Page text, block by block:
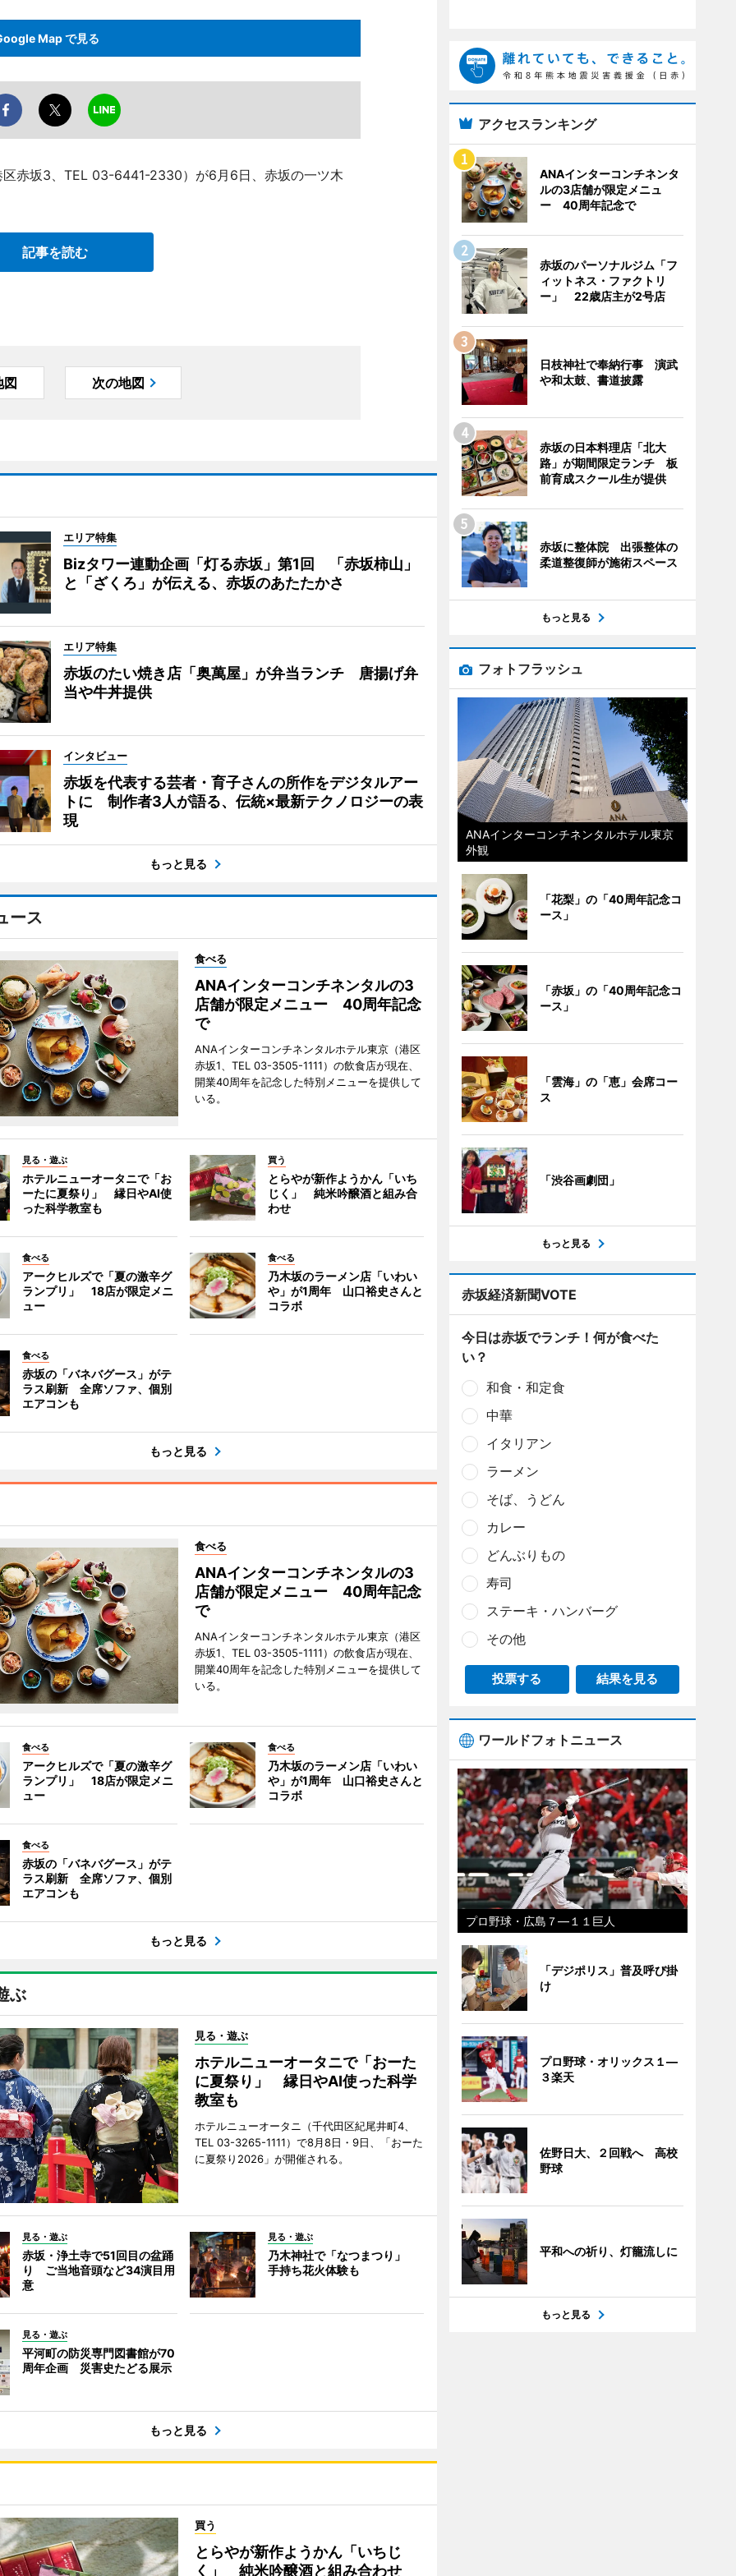
Map で見る
赤坂3、TEL 03-6441-2330）が6月6日、赤坂の一ツ木
記事を読む
図 次の地図
エリア特集
Bizタワー連動企画「灯る赤坂」第1回 「赤坂柿山」
と「ざくろ」が伝える、赤坂のあたたかさ
エリア特集
赤坂のたい焼き店「奥萬屋」が弁当ランチ 唐揚げ弁
当や牛丼提供
インタビュー
赤坂を代表する芸者・育子さんの所作をデジタルアー
トに 制作者3人が語る、伝統×最新テクノロジーの表
現
もっと見る
ース
食べる
ANAインターコンチネンタルの3
店舗が限定メニュー 40周年記念
で
ANAインターコンチネンタルホテル東京（港区
赤坂1、TEL 03-3505-1111）の飲食店が現在、
開業40周年を記念した特別メニューを提供して
いる。
見る・遊ぶ
ホテルニューオータニで「お
ーたに夏祭り」 縁日やAI使
った科学教室も
買う
とらやが新作ようかん「いち
じく」 純米吟醸酒と組み合
わせ
食べる
アークヒルズで「夏の激辛グ
ランプリ」 18店が限定メニ
ュー
食べる
乃木坂のラーメン店「いわい
や」が1周年 山口裕史さんと
コラボ
食べる
赤坂の「バネバグース」がテ
ラス刷新 全席ソファ、個別
エアコンも
もっと見る
食べる
ANAインターコンチネンタルの3
店舗が限定メニュー 40周年記念
で
ANAインターコンチネンタルホテル東京（港区
赤坂1、TEL 03-3505-1111）の飲食店が現在、
開業40周年を記念した特別メニューを提供して
いる。
食べる
アークヒルズで「夏の激辛グ
ランプリ」 18店が限定メニ
ュー
食べる
乃木坂のラーメン店「いわい
や」が1周年 山口裕史さんと
コラボ
食べる
赤坂の「バネバグース」がテ
ラス刷新 全席ソファ、個別
エアコンも
もっと見る
ぶ
見る・遊ぶ
ホテルニューオータニで「おーた
に夏祭り」 縁日やAI使った科学
教室も
ホテルニューオータニ（千代田区紀尾井町4、
TEL 03-3265-1111）で8月8日・9日、「おーた
に夏祭り2026」が開催される。
見る・遊ぶ
赤坂・浄土寺で51回目の盆踊
り ご当地音頭など34演目用
意
見る・遊ぶ
乃木神社で「なつまつり」
手持ち花火体験も
見る・遊ぶ
平河町の防災専門図書館が70
周年企画 災害史たどる展示
もっと見る
買う
とらやが新作ようかん「いちじ
く」 純米吟醸酒と組み合わせ
アクセスランキング
ANAインターコンチネンタ
ルの3店舗が限定メニュ
ー 40周年記念で
赤坂のパーソナルジム「フ
ィットネス・ファクトリ
ー」 22歳店主が2号店
日枝神社で奉納行事 演武
や和太鼓、書道披露
赤坂の日本料理店「北大
路」が期間限定ランチ 板
前育成スクール生が提供
赤坂に整体院 出張整体の
柔道整復師が施術スペース
もっと見る
フォトフラッシュ
ANAインターコンチネンタルホテル東京
外観
「花梨」の「40周年記念コ
ース」
「赤坂」の「40周年記念コ
ース」
「雲海」の「恵」会席コー
ス
「渋谷画劇団」
もっと見る
赤坂経済新聞VOTE
今日は赤坂でランチ！何が食べた
い？
和食・和定食
中華
イタリアン
ラーメン
そば、うどん
カレー
どんぶりもの
寿司
ステーキ・ハンバーグ
その他
投票する 結果を見る
ワールドフォトニュース
プロ野球・広島７―１１巨人
「デジポリス」普及呼び掛
け
プロ野球・オリックス１―
３楽天
佐野日大、２回戦へ 高校
野球
平和への祈り、灯籠流しに
もっと見る